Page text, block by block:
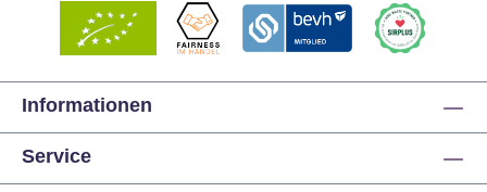
Informationen
Service